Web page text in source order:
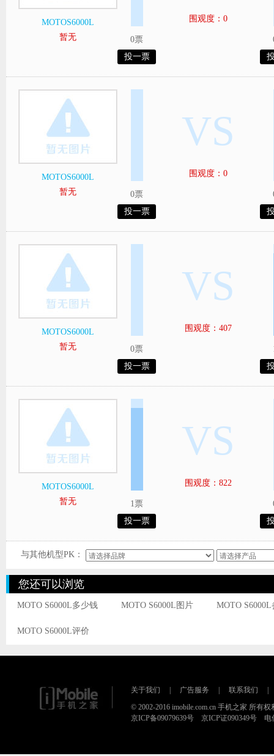
MOTOS6000L
暂无
0票
投一票
围观度：0
MOTOS6000L
暂无
0票
投一票
VS
围观度：0
MOTOS6000L
暂无
0票
投一票
VS
围观度：407
MOTOS6000L
暂无
1票
投一票
VS
围观度：822
与其他机型PK：
您还可以浏览
MOTO S6000L多少钱 MOTO S6000L图片 MOTO S6000L
MOTO S6000L评价
关于我们 | 广告服务 | 联系我们
|
© 2002-2016 imobile.com.cn 手机之家 所有权
京ICP备09079639号 京ICP证090349号 电